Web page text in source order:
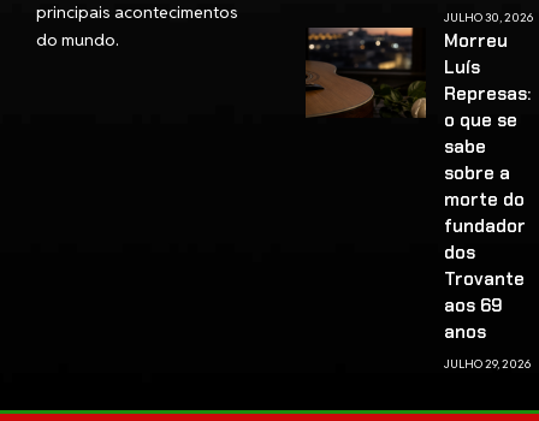
principais acontecimentos
do mundo.
JULHO 30, 2026
Morreu
Luís
Represas:
o que se
sabe
sobre a
morte do
fundador
dos
Trovante
aos 69
anos
JULHO 29, 2026